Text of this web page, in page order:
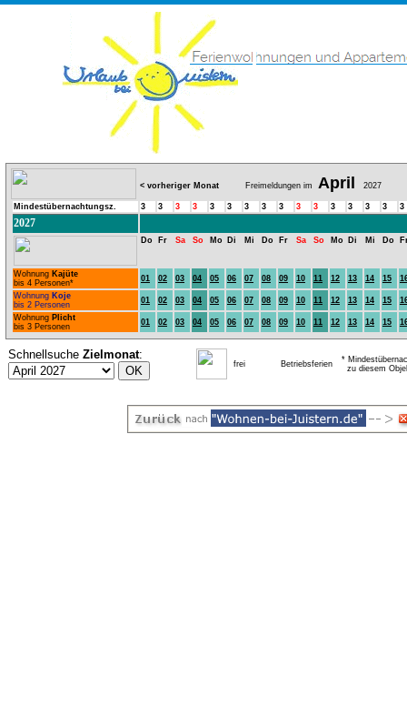
< vorheriger Monat Freimeldungen im April 2027
Mindestübernachtungsz. 3 3 3 3 3 3 3 3 3 3 3 3 3 3 3 3
2027
Do Fr Sa So Mo Di Mi Do Fr Sa So Mo Di Mi Do
Wohnung Kajüte
bis 4 Personen*
01 02 03 04 05 06 07 08 09 10 11 12 13 14 15
Wohnung Koje
bis 2 Personen
01 02 03 04 05 06 07 08 09 10 11 12 13 14 15
Wohnung Plicht
bis 3 Personen
01 02 03 04 05 06 07 08 09 10 11 12 13 14 15
Schnellsuche Zielmonat:
frei Betriebsferien
*
zu diesem